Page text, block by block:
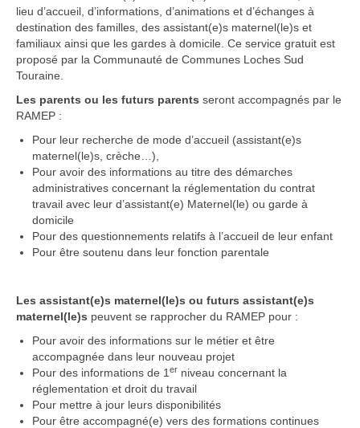
lieu d’accueil, d’informations, d’animations et d’échanges à
destination des familles, des assistant(e)s maternel(le)s et
familiaux ainsi que les gardes à domicile. Ce service gratuit est
proposé par la Communauté de Communes Loches Sud
Touraine.
Les parents ou les futurs parents seront accompagnés par le
RAMEP :
Pour leur recherche de mode d’accueil (assistant(e)s
maternel(le)s, crèche…),
Pour avoir des informations au titre des démarches
administratives concernant la réglementation du contrat
travail avec leur d’assistant(e) Maternel(le) ou garde à
domicile
Pour des questionnements relatifs à l’accueil de leur enfant
Pour être soutenu dans leur fonction parentale
Les assistant(e)s maternel(le)s ou futurs assistant(e)s
maternel(le)s peuvent se rapprocher du RAMEP pour :
Pour avoir des informations sur le métier et être
accompagnée dans leur nouveau projet
Pour des informations de 1 er niveau concernant la
réglementation et droit du travail
Pour mettre à jour leurs disponibilités
Pour être accompagné(e) vers des formations continues